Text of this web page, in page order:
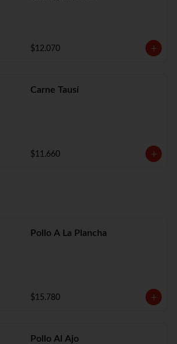
$12.070
Carne Tausí
$11.660
Pollo A La Plancha
$15.780
Pollo Al Ajo